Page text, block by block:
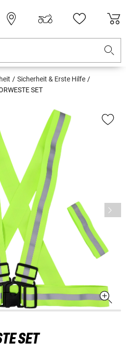
Sicherheit & Erste Hilfe
SET
SET